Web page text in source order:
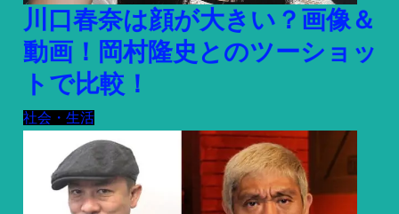
川口春奈は顔が大きい？画像＆
動画！岡村隆史とのツーショッ
トで比較！
社会・生活